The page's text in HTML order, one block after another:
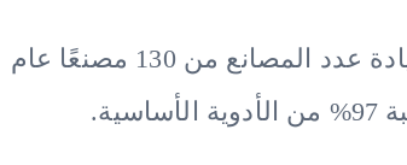
وأشار إلى أن قطاع الدواء شهد توسعًا ملحوظًا بزيادة عدد المصانع من 130 مصنعًا عام